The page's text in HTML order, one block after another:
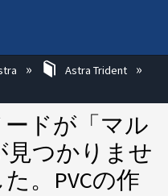
/折りたたむ
Astra Trident
ドが「マル
つかりませ
。PVCの作